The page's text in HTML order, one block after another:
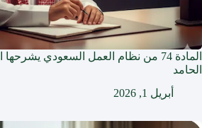
المادة 74 من نظام العمل السعودي
الحامد
أبريل 1, 2026